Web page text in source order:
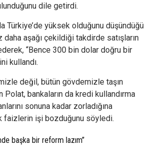
dile getirdi.
Türkiye’de yüksek olduğunu düşündüğü
daha aşağı çekildiği takdirde satışların
“Bence 300 bin dolar doğru bir
kullandı.
değil, bütün gövdemizle taşın
Polat, bankaların da kredi kullandırma
sonuna kadar zorladığına
faizlerin işi bozduğunu söyledi.
başka bir reform lazım”